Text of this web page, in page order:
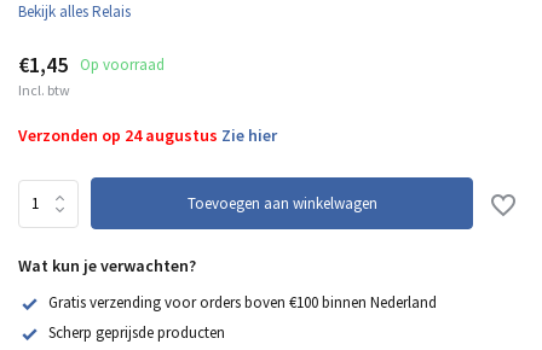
Bekijk alles Relais
€1,45 Op voorraad
Incl. btw
Verzonden op 24 augustus Zie hier
Toevoegen aan winkelwagen
Wat kun je verwachten?
Gratis verzending voor orders boven €100 binnen Nederland
Scherp geprijsde producten